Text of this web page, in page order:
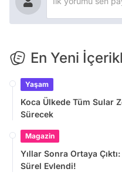
En Yeni
Yaşam
Koca Ülkede Tüm Sular
Sürecek
Magazin
Yıllar Sonra Ortaya
Sürel Evlendi!